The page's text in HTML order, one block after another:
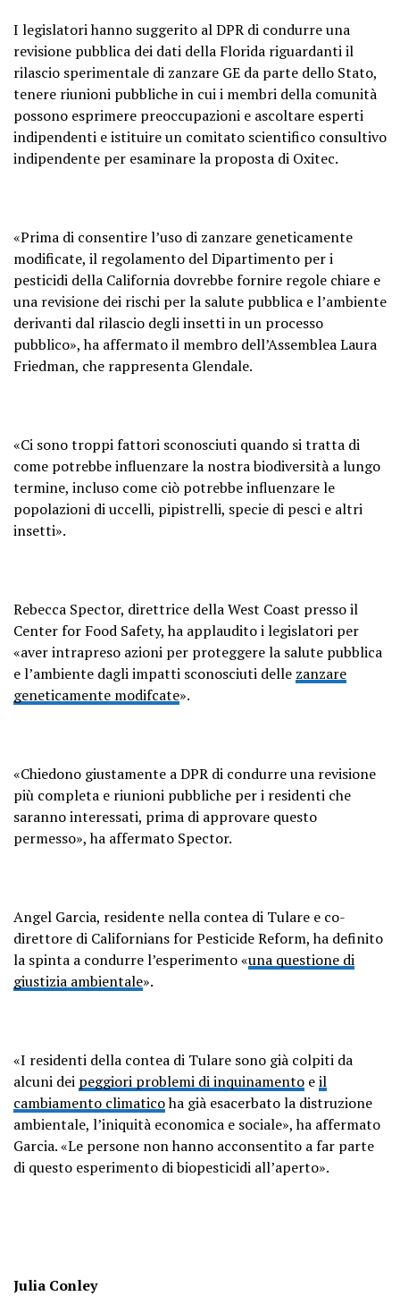
I legislatori hanno suggerito al DPR di condurre una
revisione pubblica dei dati della Florida riguardanti il ​​
rilascio sperimentale di zanzare GE da parte dello Stato,
tenere riunioni pubbliche in cui i membri della comunità
possono esprimere preoccupazioni e ascoltare esperti
indipendenti e istituire un comitato scientifico consultivo
indipendente per esaminare la proposta di Oxitec.
«Prima di consentire l’uso di zanzare geneticamente
modificate, il regolamento del Dipartimento per i
pesticidi della California dovrebbe fornire regole chiare e
una revisione dei rischi per la salute pubblica e l’ambiente
derivanti dal rilascio degli insetti in un processo
pubblico», ha affermato il membro dell’Assemblea Laura
Friedman, che rappresenta Glendale.
«Ci sono troppi fattori sconosciuti quando si tratta di
come potrebbe influenzare la nostra biodiversità a lungo
termine, incluso come ciò potrebbe influenzare le
popolazioni di uccelli, pipistrelli, specie di pesci e altri
insetti».
Rebecca Spector, direttrice della West Coast presso il
Center for Food Safety, ha applaudito i legislatori per
«aver intrapreso azioni per proteggere la salute pubblica
e l’ambiente dagli impatti sconosciuti delle zanzare
geneticamente modifcate».
«Chiedono giustamente a DPR di condurre una revisione
più completa e riunioni pubbliche per i residenti che
saranno interessati, prima di approvare questo
permesso», ha affermato Spector.
Angel Garcia, residente nella contea di Tulare e co-
direttore di Californians for Pesticide Reform, ha definito
la spinta a condurre l’esperimento «una questione di
giustizia ambientale».
«I residenti della contea di Tulare sono già colpiti da
alcuni dei peggiori problemi di inquinamento eil
cambiamento climaticoha già esacerbato la distruzione
ambientale, l’iniquità economica e sociale», ha affermato
Garcia. «Le persone non hanno acconsentito a far parte
di questo esperimento di biopesticidi all’aperto».
Julia Conley